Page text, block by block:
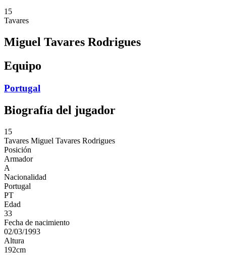
15
Tavares
Miguel Tavares Rodrigues
Equipo
Portugal
Biografía del jugador
15
Tavares Miguel Tavares Rodrigues
Posición
Armador
A
Nacionalidad
Portugal
PT
Edad
33
Fecha de nacimiento
02/03/1993
Altura
192cm